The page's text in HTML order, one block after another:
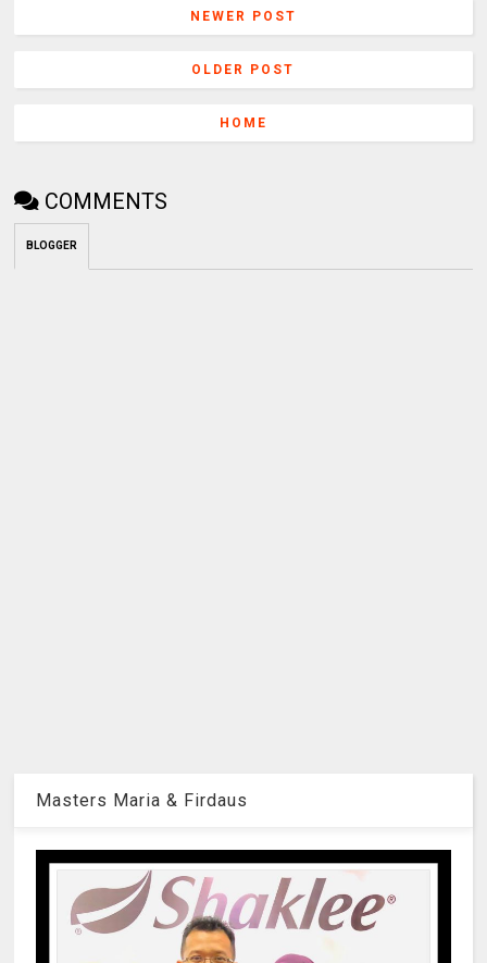
NEWER POST
OLDER POST
HOME
COMMENTS
BLOGGER
Masters Maria & Firdaus